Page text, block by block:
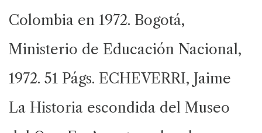
Colombia en 1972. Bogotá,
Ministerio de Educación Nacional,
1972. 51 Págs. ECHEVERRI, Jaime
La Historia escondida del Museo